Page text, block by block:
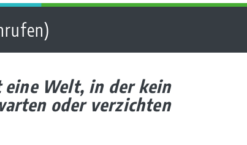
eine Welt, in der kein
oder verzichten